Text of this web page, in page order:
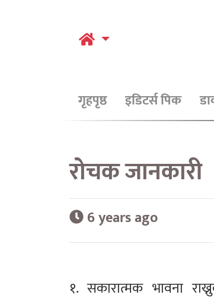
गृहपृष्ठ इडिटर्स पिक
रोचक जानकारी
6 years ago
१. सकारात्मक भावना